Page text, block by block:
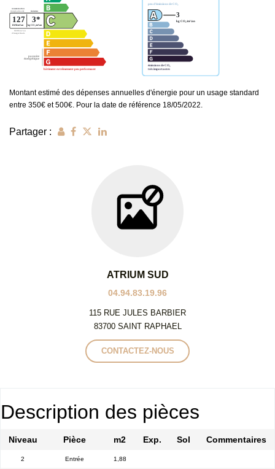
Montant estimé des dépenses annuelles d'énergie pour un usage standard
entre 350€ et 500€. Pour la date de référence 18/05/2022.
Partager :
ATRIUM SUD
04.94.83.19.96
115 RUE JULES BARBIER
83700 SAINT RAPHAEL
CONTACTEZ-NOUS
Description des pièces
Niveau Pièce m2 Exp. Sol Commentaires
2 Entrée 1,88